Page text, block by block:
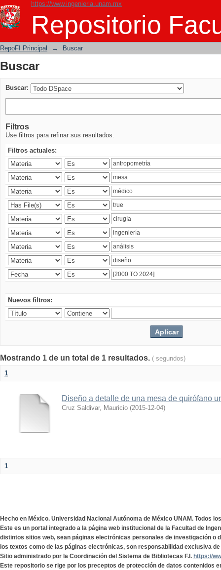
https://www.ingenieria.unam.mx
Repositorio
Buscar
RepoFI Principal → Buscar
Buscar
Buscar:
Filtros
Use filtros para refinar sus resultados.
Filtros actuales:
Nuevos filtros:
Mostrando 1 de un total de 1 resultados. ( segundos)
1
Diseño a detalle de una mesa de quirófano
Cruz Saldivar, Mauricio (2015-12-04)
1
Hecho en México. Universidad Nacional Autónoma de México UNAM. Todos
Este es un portal integrado a la página web institucional de la Facultad de
distintos sitios web, sean páginas electrónicas personales de investigación o
los textos como de las páginas electrónicas, son responsabilidad exclusiva
Sitio administrado por la Coordinación del Sistema de Bibliotecas F.I. https://
Este repositorio se rige por los preceptos de protección de datos contenidos